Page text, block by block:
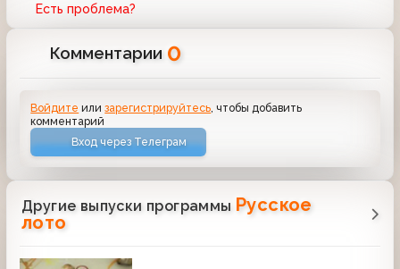
Есть проблема?
Комментарии 0
Войдите илизарегистрируйтесь , чтобы добавить
комментарий
Вход через Телеграм
Другие выпуски программы Русское
лото